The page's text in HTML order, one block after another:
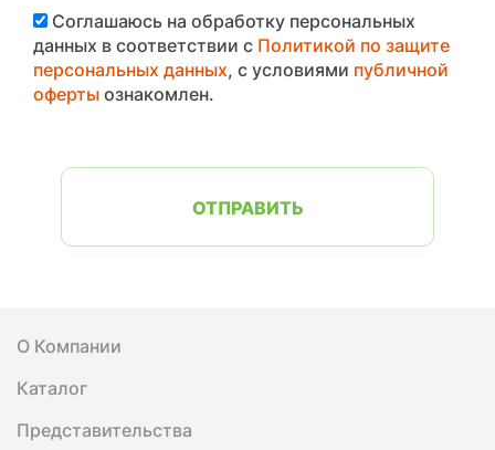
Соглашаюсь на обработку персональных
данных в соответствии с Политикой по защите
персональных данных, с условиями публичной
офертыознакомлен.
ОТПРАВИТЬ
О Компании
Каталог
Представительства